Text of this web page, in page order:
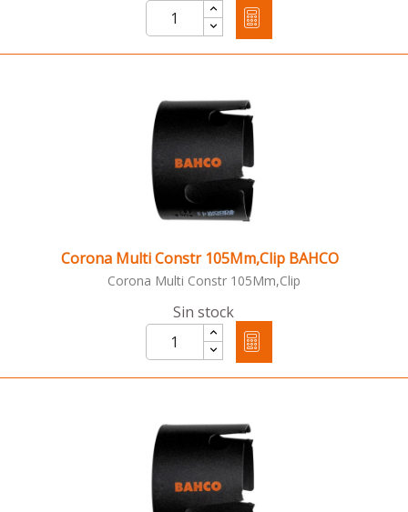
Corona Multi Constr 105Mm,Clip BAHCO
Corona Multi Constr 105Mm,Clip
Sin stock